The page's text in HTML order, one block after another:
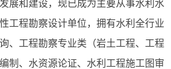
展和建设，现已成为主要从事水利水
工程勘察设计单位，拥有水利全行业
、工程勘察专业类（岩土工程、工程
制、水资源论证、水利工程施工图审